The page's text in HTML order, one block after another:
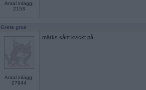
Antal inlägg:
2153
Greta grus
Antal inlägg:
27944
märks sånt kvickt på